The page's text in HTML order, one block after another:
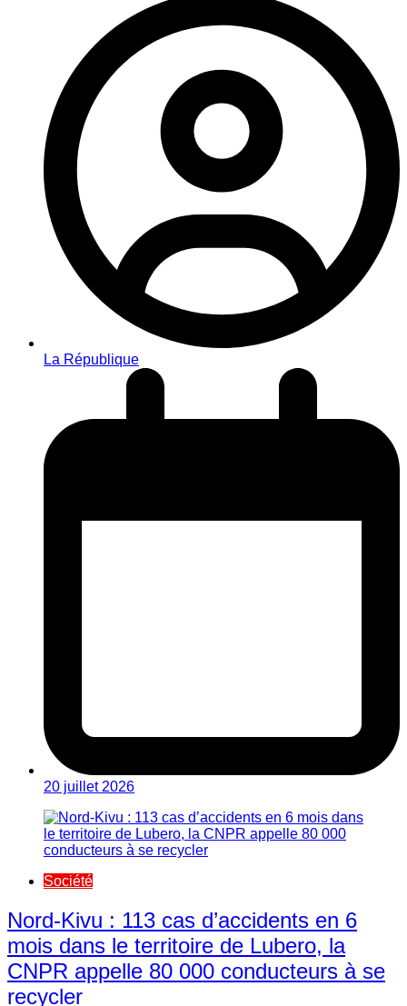
La République
20 juillet 2026
Société
Nord-Kivu : 113 cas d’accidents en 6
mois dans le territoire de Lubero, la
CNPR appelle 80 000 conducteurs à se
recycler